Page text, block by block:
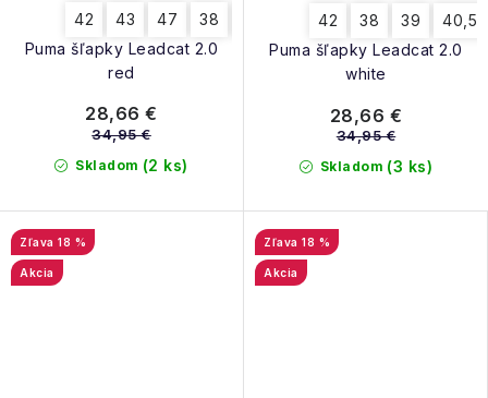
Puma šľapky Leadcat 2.0
red
42 43 47 38 40,5
Skladom (2 ks)
28,66 €
34,95 €
Puma šľapky Leadcat 2.0
white
42 38 39 40,5
Skladom (3 ks)
28,66 €
34,95 €
18 %
Akcia
18 %
Akcia